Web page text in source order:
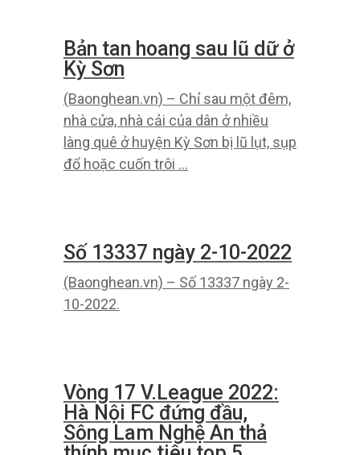
ống, lũ quét lịch sử
quét, để lại hậu quả kinh hoàng đối
với dân xã Tà Cạ (Kỳ Sơn), đồng bào